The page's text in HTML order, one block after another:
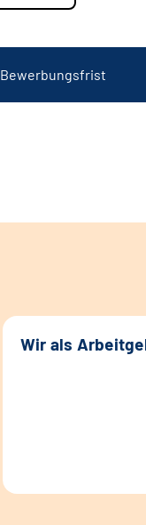
Bewerbungsfrist
Wir als